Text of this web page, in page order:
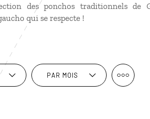
des ponchos traditionnels de
qui se respecte !
PAR MOIS